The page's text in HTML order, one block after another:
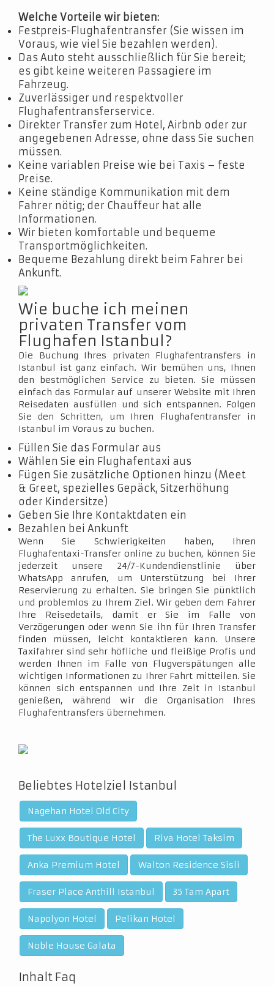
Welche Vorteile wir bieten:
Festpreis-Flughafentransfer (Sie wissen im
Voraus, wie viel Sie bezahlen werden).
Das Auto steht ausschließlich für Sie bereit;
es gibt keine weiteren Passagiere im
Fahrzeug.
Zuverlässiger und respektvoller
Flughafentransferservice.
Direkter Transfer zum Hotel, Airbnb oder zur
angegebenen Adresse, ohne dass Sie suchen
müssen.
Keine variablen Preise wie bei Taxis – feste
Preise.
Keine ständige Kommunikation mit dem
Fahrer nötig; der Chauffeur hat alle
Informationen.
Wir bieten komfortable und bequeme
Transportmöglichkeiten.
Bequeme Bezahlung direkt beim Fahrer bei
Ankunft.
Wie buche ich meinen
privaten Transfer vom
Flughafen Istanbul?
Die Buchung Ihres privaten Flughafentransfers in
Istanbul ist ganz einfach. Wir bemühen uns, Ihnen
den bestmöglichen Service zu bieten. Sie müssen
einfach das Formular auf unserer Website mit Ihren
Reisedaten ausfüllen und sich entspannen. Folgen
Sie den Schritten, um Ihren Flughafentransfer in
Istanbul im Voraus zu buchen.
Füllen Sie das Formular aus
Wählen Sie ein Flughafentaxi aus
Fügen Sie zusätzliche Optionen hinzu (Meet
& Greet, spezielles Gepäck, Sitzerhöhung
oder Kindersitze)
Geben Sie Ihre Kontaktdaten ein
Bezahlen bei Ankunft
Wenn Sie Schwierigkeiten haben, Ihren
Flughafentaxi-Transfer online zu buchen, können Sie
jederzeit unsere 24/7-Kundendienstlinie über
WhatsApp anrufen, um Unterstützung bei Ihrer
Reservierung zu erhalten. Sie bringen Sie pünktlich
und problemlos zu Ihrem Ziel. Wir geben dem Fahrer
Ihre Reisedetails, damit er Sie im Falle von
Verzögerungen oder wenn Sie ihn für Ihren Transfer
finden müssen, leicht kontaktieren kann. Unsere
Taxifahrer sind sehr höfliche und fleißige Profis und
werden Ihnen im Falle von Flugverspätungen alle
wichtigen Informationen zu Ihrer Fahrt mitteilen. Sie
können sich entspannen und Ihre Zeit in Istanbul
genießen, während wir die Organisation Ihres
Flughafentransfers übernehmen.
Beliebtes Hotelziel Istanbul
Nagehan Hotel Old City
The Luxx Boutique Hotel Riva Hotel Taksim
Anka Premium Hotel Walton Residence Sisli
Fraser Place Anthill Istanbul 35 Tam Apart
Napolyon Hotel Pelikan Hotel
Noble House Galata
Inhalt Faq